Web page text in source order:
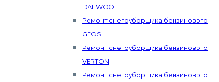
DAEWOO
Ремонт снегоуборщика бензинового
GEOS
Ремонт снегоуборщика бензинового
VERTON
Ремонт снегоуборщика бензинового